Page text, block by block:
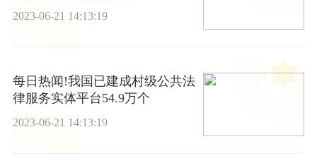
2023-06-21 14:13:19
每日热闻!我国已建成村级公共法
律服务实体平台54.9万个
2023-06-21 14:13:19